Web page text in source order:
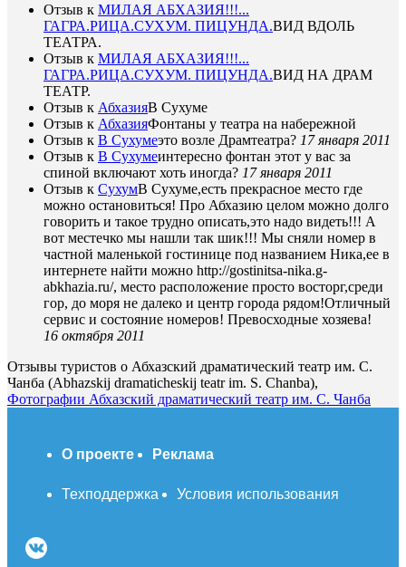
Отзыв к МИЛАЯ АБХАЗИЯ!!!...
ГАГРА.РИЦА.СУХУМ. ПИЦУНДА.ВИД ВДОЛЬ
ТЕАТРА.
Отзыв к МИЛАЯ АБХАЗИЯ!!!...
ГАГРА.РИЦА.СУХУМ. ПИЦУНДА.ВИД НА ДРАМ
ТЕАТР.
Отзыв к АбхазияВ Сухуме
Отзыв к АбхазияФонтаны у театра на набережной
Отзыв к В Сухумеэто возле Драмтеатра? 17 января 2011
Отзыв к В Сухумеинтересно фонтан этот у вас за
спиной включают хоть иногда? 17 января 2011
Отзыв к СухумВ Сухуме,есть прекрасное место где
можно остановиться! Про Абхазию целом можно долго
говорить и такое трудно описать,это надо видеть!!! А
вот местечко мы нашли так шик!!! Мы сняли номер в
частной маленькой гостинице под названием Ника,ее в
интернете найти можно http://gostinitsa-nika.g-
abkhazia.ru/, место расположение просто восторг,среди
гор, до моря не далеко и центр города рядом!Отличный
сервис и состояние номеров! Превосходные хозяева!
16 октября 2011
Отзывы туристов о Абхазский драматический театр им. С.
Чанба (Abhazskij dramaticheskij teatr im. S. Chanba),
Фотографии Абхазский драматический театр им. С. Чанба
О проекте Реклама
Техподдержка Условия использования